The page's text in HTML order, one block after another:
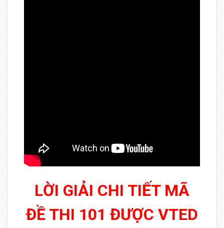
LỜI GIẢI CHI TIẾT MÃ
ĐỀ THI 101 ĐƯỢC VTED